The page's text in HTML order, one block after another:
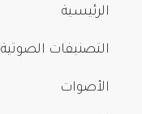
الرئيسية
التصنيفات الصوتية
الأصوات